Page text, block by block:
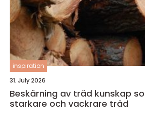
inspiration
31. July 2026
Beskärning av träd kunskap som ger
starkare och vackrare träd